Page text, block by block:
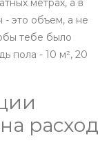
метрах, а в
- это объем, а не
тебе было
пола - 10 м², 20
расход